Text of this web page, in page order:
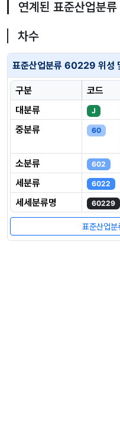
연계된 표준산업분류
차수
표준산업분류 60229 위성
구분 코드
대분류
J
중분류
60
소분류
602
세분류
6022
세세분류명
60229
표준산업